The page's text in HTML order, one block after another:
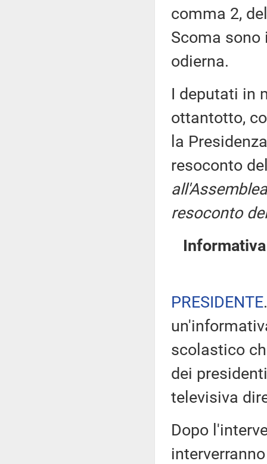
comma 2,
Scoma sono
odierna.
I deputati in
ottantotto,
la
resoconto
resoconto
PRESIDENTE
scolastico
dei
televisiva
Dopo